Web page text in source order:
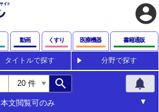
account_circle
動画 くすり 医療機器 書籍通販
タイトルで探す 分野で探す
search notifications
本文閲覧可のみ